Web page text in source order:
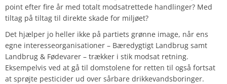
point efter fire år med totalt modsatrettede handlinger? Med
tiltag på tiltag til direkte skade for miljøet?
Det hjælper jo heller ikke på partiets grønne image, når ens
egne interesseorganisationer – Bæredygtigt Landbrug samt
Landbrug & Fødevarer – trækker i stik modsat retning.
Eksempelvis ved at gå til domstolene for retten til også fortsat
at sprøjte pesticider ud over sårbare drikkevandsboringer.